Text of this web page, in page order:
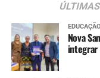
ÚLTIMAS
EDUCAÇÃO
Nova
integrar